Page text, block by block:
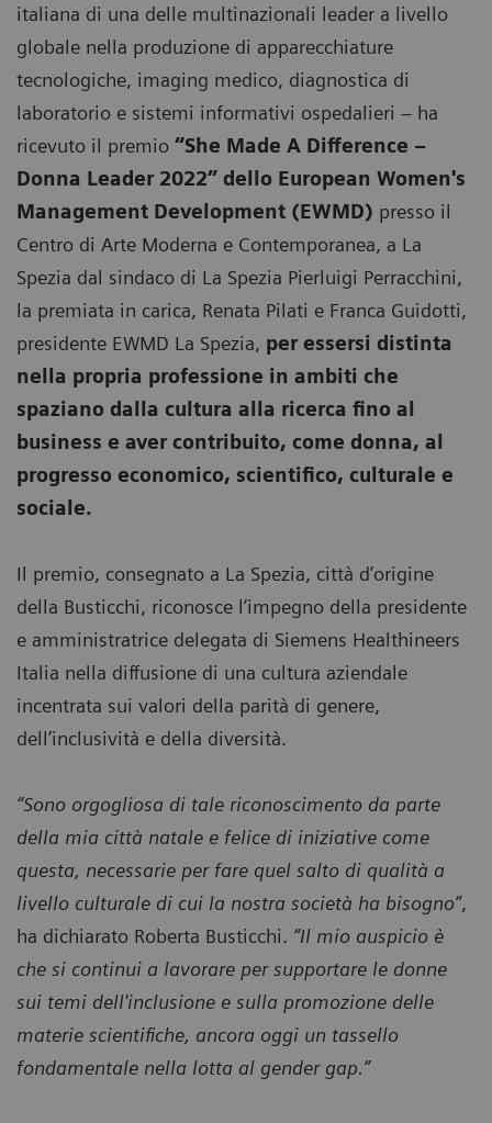
italiana di una delle multinazionali leader a livello
globale nella produzione di apparecchiature
tecnologiche, imaging medico, diagnostica di
laboratorio e sistemi informativi ospedalieri ̶ ha
ricevuto il premio “She Made A Difference –
Donna Leader 2022” dello European Women's
Management Development (EWMD) presso il
Centro di Arte Moderna e Contemporanea, a La
Spezia dal sindaco di La Spezia Pierluigi Perracchini,
la premiata in carica, Renata Pilati e Franca Guidotti,
presidente EWMD La Spezia, per essersi distinta
nella propria professione in ambiti che
spaziano dalla cultura alla ricerca fino al
business e aver contribuito, come donna, al
progresso economico, scientifico, culturale e
sociale.
Il premio, consegnato a La Spezia, città d’origine
della Busticchi, riconosce l’impegno della presidente
e amministratrice delegata di Siemens Healthineers
Italia nella diffusione di una cultura aziendale
incentrata sui valori della parità di genere,
dell’inclusività e della diversità.
“Sono orgogliosa di tale riconoscimento da parte
della mia città natale e felice di iniziative come
questa, necessarie per fare quel salto di qualità a
livello culturale di cui la nostra società ha bisogno”,
ha dichiarato Roberta Busticchi. “Il mio auspicio è
che si continui a lavorare per supportare le donne
sui temi dell'inclusione e sulla promozione delle
materie scientifiche, ancora oggi un tassello
fondamentale nella lotta al gender gap.”